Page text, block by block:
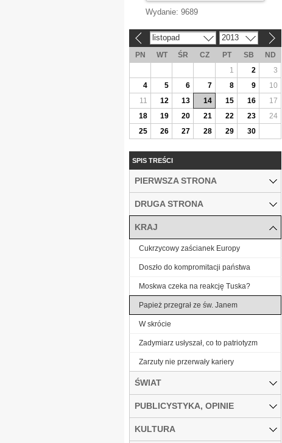
Wydanie: 9689
listopad 2013
PN WT ŚR CZ PT SB
ND
1
2
3
4
5 6 7 8 9
10
11
12 13 14 15 16
17
18
19 20 21 22 23
24
25
26 27 28 29 30
SPIS TREŚCI
PIERWSZA STRONA
DRUGA STRONA
KRAJ
Cukrzycowy zaścianek Europy
Doszło do kompromitacji państwa
Moskwa czeka na reakcję Tuska?
Papież przegrał ze św. Janem
W skrócie
Zadymiarz usłyszał, co to patriotyzm
Zarzuty nie przerwały kariery
ŚWIAT
PUBLICYSTYKA, OPINIE
KULTURA